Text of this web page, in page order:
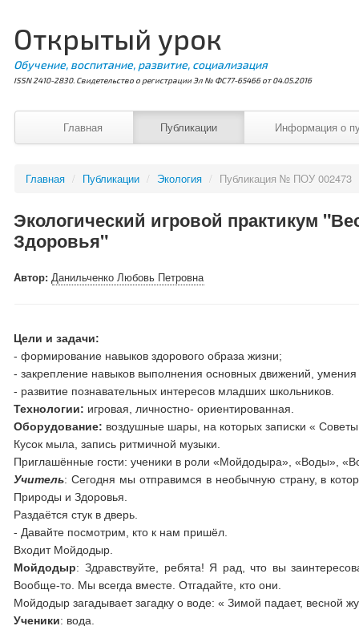
Открытый урок
Обучение, воспитание, развитие, социализация
ISSN 2410-2830. Свидетельство о регистрации Эл № ФС77-65466 от 04.05.2016
Главная Публикации Информация о
Главная / Публикации / Экология / Публикация № ПОУ 002473
Экологический игровой практикум
Здоровья"
Автор:Данильченко Любовь Петровна
Цели и задачи:
- формирование навыков здорового образа жизни;
- закрепление навыков выполнения основных движений,
- развитие познавательных интересов младших школьников.
Технологии: игровая, личностно- ориентированная.
Оборудование: воздушные шары, на которых записки «
Кусок мыла, запись ритмичной музыки.
Приглашённые гости: ученики в роли «Мойдодыра», «Воды»,
Учитель: Сегодня мы отправимся в необычную страну, в
Природы и Здоровья.
Раздаётся стук в дверь.
- Давайте посмотрим, кто к нам пришёл.
Входит Мойдодыр.
Мойдодыр: Здравствуйте, ребята! Я рад, что вы
Вообще-то. Мы всегда вместе. Отгадайте, кто они.
Мойдодыр загадывает загадку о воде: « Зимой падает, весной
Ученики: вода.